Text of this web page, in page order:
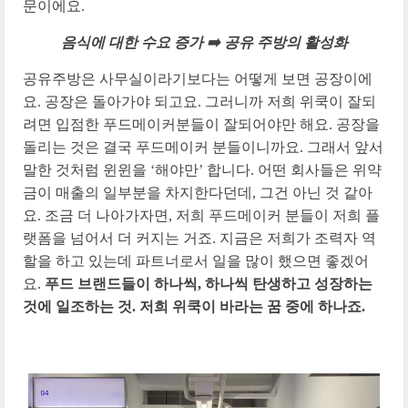
문이에요.
음식에 대한 수요 증가 ➡️ 공유 주방의 활성화
공유주방은 사무실이라기보다는 어떻게 보면 공장이에
요. 공장은 돌아가야 되고요. 그러니까 저희 위쿡이 잘되
려면 입점한 푸드메이커분들이 잘되어야만 해요. 공장을
돌리는 것은 결국 푸드메이커 분들이니까요. 그래서 앞서
말한 것처럼 윈윈을 ‘해야만’ 합니다. 어떤 회사들은 위약
금이 매출의 일부분을 차지한다던데, 그건 아닌 것 같아
요. 조금 더 나아가자면, 저희 푸드메이커 분들이 저희 플
랫폼을 넘어서 더 커지는 거죠. 지금은 저희가 조력자 역
할을 하고 있는데 파트너로서 일을 많이 했으면 좋겠어
요. 푸드 브랜드들이 하나씩, 하나씩 탄생하고 성장하는
것에 일조하는 것. 저희 위쿡이 바라는 꿈 중에 하나죠.